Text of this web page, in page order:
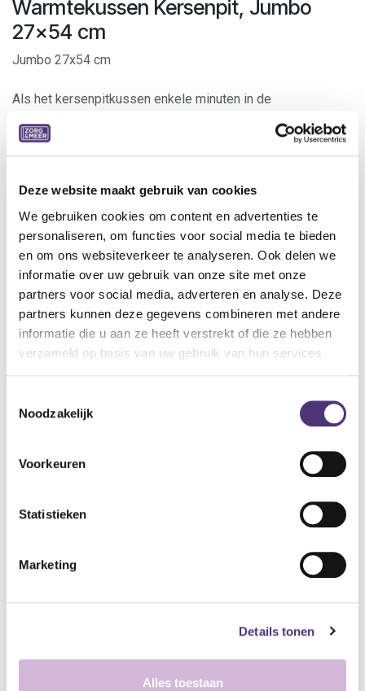
Deze website maakt gebruik van cookies
We gebruiken cookies om content en advertenties te
personaliseren, om functies voor social media te bieden
en om ons websiteverkeer te analyseren. Ook delen we
informatie over uw gebruik van onze site met onze
partners voor social media, adverteren en analyse. Deze
partners kunnen deze gegevens combineren met andere
informatie die u aan ze heeft verstrekt of die ze hebben
verzameld op basis van uw gebruik van hun services.
Noodzakelijk
Voorkeuren
Statistieken
Marketing
Details tonen
Alles toestaan
Warmtekussen Kersenpit, Jumbo
27x54 cm
Jumbo 27x54 cm
Als het kersenpitkussen enkele minuten in de
knusse warmte uit. Het verlost u van koude voeten.
Neemt onmiddellijk de vorm van het lichaam aan.
Om het te reinigen mag het volledig in de wasmachine.
Kan niet uitlopen en wordt nooit kouder dan de eigen
lichaamstemperatuur.
Ideaal om baby's wiegje op te warmen.
Gebruiksaanwijzing
Leg het kussentje in de nek als u wat gespannen bent, op
de buik om krampen te verlichten.
Opwarming in de magnetron gedurende 4 minuten op 700 à
tegen te gaan.
Machine-wasbaar op 30°C.
18,56€
Aan winkelmandje toevoegen
*Bij grote aankopen, gelieve de klantendienst te contacteren. Hier
kan de levertermijn iets langer zijn.